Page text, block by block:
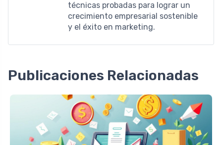
técnicas probadas para lograr un
crecimiento empresarial sostenible
y el éxito en marketing.
Publicaciones Relacionadas